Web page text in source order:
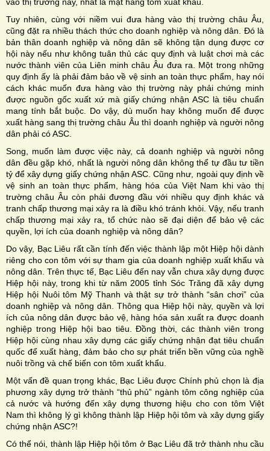
Tuy nhiên, cùng với niềm vui đưa hàng vào thị trường châu Âu,
cũng đặt ra nhiều thách thức cho doanh nghiệp và nông dân. Đó là
bản thân doanh nghiệp và nông dân sẽ không tận dụng được cơ
hội này nếu như không tuân thủ các quy định và luật chơi mà các
nước thành viên của Liên minh châu Âu đưa ra. Một trong những
quy định ấy là phải đảm bảo về vệ sinh an toàn thực phẩm, hay nói
cách khác muốn đưa hàng vào thị trường này phải chứng minh
được nguồn gốc xuất xứ mà giấy chứng nhận ASC là tiêu chuẩn
mang tính bắt buộc. Do vậy, dù muốn hay không muốn để được
xuất hàng sang thị trường châu Âu thì doanh nghiệp và người nông
dân phải có ASC.
Song, muốn làm được việc này, cả doanh nghiệp và người nông
dân đều gặp khó, nhất là người nông dân không thể tự đầu tư tiền
tỷ để xây dựng giấy chứng nhận ASC. Cũng như, ngoài quy định về
vệ sinh an toàn thực phẩm, hàng hóa của Việt Nam khi vào thị
trường châu Âu còn phải đương đầu với nhiều quy định khác và
tranh chấp thương mại xảy ra là điều khó tránh khỏi. Vậy, nếu tranh
chấp thương mại xảy ra, tổ chức nào sẽ đại diện để bảo vệ các
quyền, lợi ích của doanh nghiệp và nông dân?
Do vậy, Bạc Liêu rất cần tính đến việc thành lập một Hiệp hội dành
riêng cho con tôm với sự tham gia của doanh nghiệp xuất khẩu và
nông dân. Trên thực tế, Bạc Liêu đến nay vẫn chưa xây dựng được
Hiệp hội này, trong khi từ năm 2005 tỉnh Sóc Trăng đã xây dựng
Hiệp hội Nuôi tôm Mỹ Thanh và thật sự trở thành “sân chơi” của
doanh nghiệp và nông dân. Thông qua Hiệp hội này, quyền và lợi
ích của nông dân được bảo vệ, hàng hóa sản xuất ra được doanh
nghiệp trong Hiệp hội bao tiêu. Đồng thời, các thành viên trong
Hiệp hội cùng nhau xây dựng các giấy chứng nhận đạt tiêu chuẩn
quốc để xuất hàng, đảm bảo cho sự phát triển bền vững của nghề
nuôi trồng và chế biến con tôm xuất khẩu.
Một vấn đề quan trọng khác, Bạc Liêu được Chính phủ chọn là địa
phương xây dựng trở thành “thủ phủ” ngành tôm công nghiệp của
cả nước và hướng đến xây dựng thương hiệu cho con tôm Việt
Nam thì không lý gì không thành lập Hiệp hội tôm và xây dựng giấy
chứng nhận ASC?!
Có thể nói, thành lập Hiệp hội tôm ở Bạc Liêu đã trở thành nhu cầu